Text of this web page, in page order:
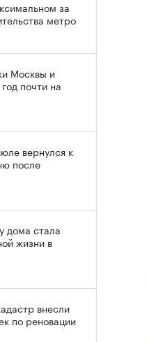
за
метро
Москвы и
почти на
вернулся к
после
дома стала
жизни в
внесли
по реновации